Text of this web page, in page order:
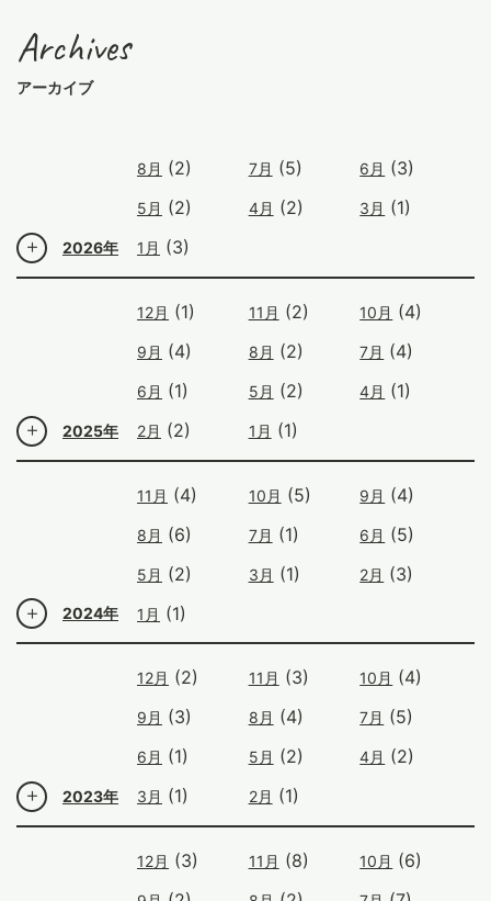
Archives
アーカイブ
2026年
8月 (2) 7月 (5) 6月 (3)
5月 (2) 4月 (2) 3月 (1)
1月 (3)
2025年
12月 (1) 11月 (2) 10月 (4)
9月 (4) 8月 (2) 7月 (4)
6月 (1) 5月 (2) 4月 (1)
2月 (2) 1月 (1)
2024年
11月 (4) 10月 (5) 9月 (4)
8月 (6) 7月 (1) 6月 (5)
5月 (2) 3月 (1) 2月 (3)
1月 (1)
2023年
12月 (2) 11月 (3) 10月 (4)
9月 (3) 8月 (4) 7月 (5)
6月 (1) 5月 (2) 4月 (2)
3月 (1) 2月 (1)
12月 (3) 11月 (8) 10月 (6)